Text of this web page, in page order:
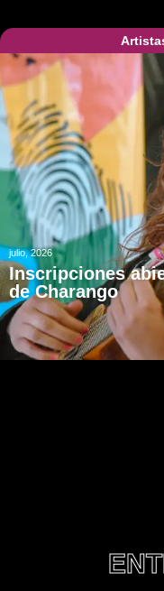
julio, 2026
Inscripciones
de Charango